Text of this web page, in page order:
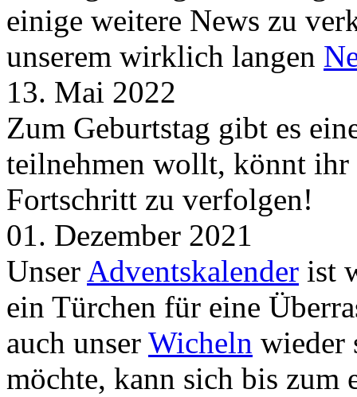
einige weitere News zu
unserem wirklich langen
13. Mai 2022
Zum Geburtstag gibt es
teilnehmen wollt, könnt
Fortschritt zu verfolgen!
01. Dezember 2021
Unser Adventskalender ist
ein Türchen für eine
auch unser Wicheln wieder
möchte, kann sich bis